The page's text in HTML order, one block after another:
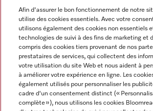
Langue
FRANCAIS
Miele sur Instagram
Miele sur Youtube
Afin d'assurer le bon fonctionnement de notre
utilise des cookies essentiels. Avec votre
utilisons également des cookies non essentiels
technologies de suivi à des fins de marketing et
compris des cookies tiers provenant de nos
prestataires de services, qui collectent des
votre utilisation du site Web et nous aident à
à améliorer votre expérience en ligne. Les
également utilisés pour personnaliser les
cadre d'un consentement distinct («
complète »), nous utilisons les cookies